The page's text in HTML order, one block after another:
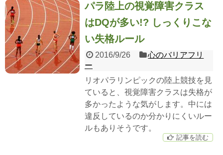
パラ陸上の視覚障害クラス
はDQが多い!? しっくりこな
い失格ルール
2016/9/26
心のバリアフリ
ー
リオパラリンピックの陸上競技を見
ていると、視覚障害クラスは失格が
多かったような気がします。中には
違反しているのか分かりにくいルー
ルもありそうです。
記事を読む